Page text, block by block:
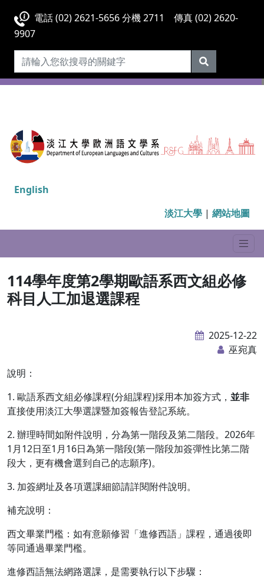
電話 (02) 2621-5656 分機 2711 傳真 (02) 2620-
9907
English
淡江大學 | 網站地圖
114學年度第2學期歐語系西文組必修
科目人工加退選課程
2025-12-22
巫宛真
說明：
1. 歐語系西文組必修課程(分組課程)採用本加簽方式， 並非
直接使用淡江大學選課暨加簽報告登記系統。
2. 辦理時間如附件說明，分為第一階段及第二階段。2026年
1月12日至1月16日為第一階段(第一階段加簽彈性比第二階
段大，更有機會選到自己的志願序)。
3. 加簽網址及各項選課細節請詳閱附件說明。
補充說明：
西文畢業門檻：如有意願修習「進修西語」課程，通過後即
等同通過畢業門檻。
進修西語無法網路選課，是需要執行以下步驟：